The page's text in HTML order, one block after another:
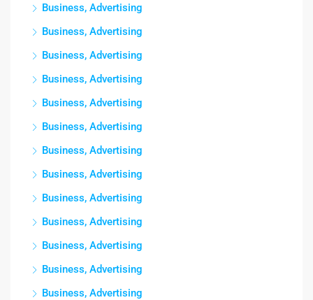
Business, Advertising
Business, Advertising
Business, Advertising
Business, Advertising
Business, Advertising
Business, Advertising
Business, Advertising
Business, Advertising
Business, Advertising
Business, Advertising
Business, Advertising
Business, Advertising
Business, Advertising